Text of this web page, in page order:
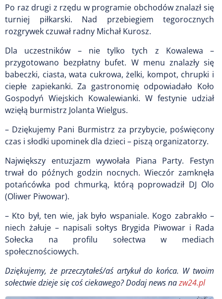
Po raz drugi z rzędu w programie obchodów znalazł się
turniej piłkarski. Nad przebiegiem tegorocznych
rozgrywek czuwał radny Michał Kurosz.
Dla uczestników – nie tylko tych z Kowalewa –
przygotowano bezpłatny bufet. W menu znalazły się
babeczki, ciasta, wata cukrowa, żelki, kompot, chrupki i
ciepłe zapiekanki. Za gastronomię odpowiadało Koło
Gospodyń Wiejskich Kowalewianki. W festynie udział
wzięłą burmistrz Jolanta Wielgus.
– Dziękujemy Pani Burmistrz za przybycie, poświęcony
czas i słodki upominek dla dzieci – piszą organizatorzy.
Największy entuzjazm wywołała Piana Party. Festyn
trwał do późnych godzin nocnych. Wieczór zamknęła
potańcówka pod chmurką, którą poprowadził DJ Olo
(Oliwer Piwowar).
– Kto był, ten wie, jak było wspaniale. Kogo zabrakło –
niech żałuje – napisali sołtys Brygida Piwowar i Rada
Sołecka na profilu sołectwa w mediach
społecznościowych.
Dziękujemy, że przeczytałeś/aś artykuł do końca. W twoim
sołectwie dzieje się coś ciekawego? Dodaj news nazw24.pl